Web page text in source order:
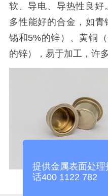
软、导电、导热性良好
多性能好的合金，如
锡和5%的锌）、黄铜
的锌），易于加工，许
提供金属表面处
话400 1122 782